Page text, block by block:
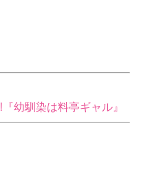
幼馴染は料亭ギャル』